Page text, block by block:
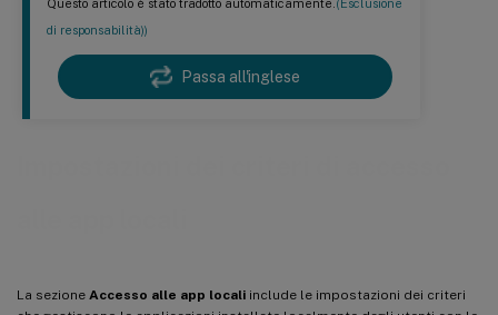
Questo articolo è stato tradotto automaticamente.(Esclusione
di responsabilità))
Passa all'inglese
La sezione Accesso alle app locali include le impostazioni dei criteri